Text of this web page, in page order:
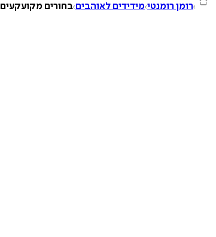
רומן רומנטי מידידים לאוהבים בחורים מקועקעים 2 - ג'ט